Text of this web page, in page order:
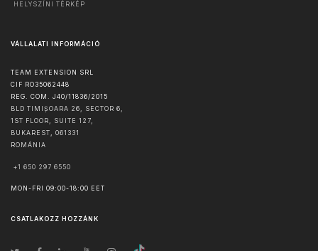
HELYSZÍNI TÉRKÉP
VÁLLALATI INFORMÁCIÓ
TEAM EXTENSION SRL
CIF RO35062448
REG. COM. J40/11836/2015
BLD TIMIȘOARA 26, SECTOR 6,
1ST FLOOR, SUITE 127,
BUKAREST
061331
ROMÁNIA
+1 650 297 6550
MON-FRI 09:00-18:00 EET
CSATLAKOZZ HOZZÁNK